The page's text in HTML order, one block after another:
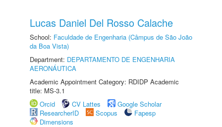
Lucas Daniel Del Rosso Calache
School: Faculdade de Engenharia (Câmpus de São João
da Boa Vista)
Department: DEPARTAMENTO DE ENGENHARIA
AERONÁUTICA
Academic Appointment Category: RDIDP Academic
title: MS-3.1
Orcid
CV Lattes
Google Scholar
ResearcherID
Scopus
Fapesp
Dimensions